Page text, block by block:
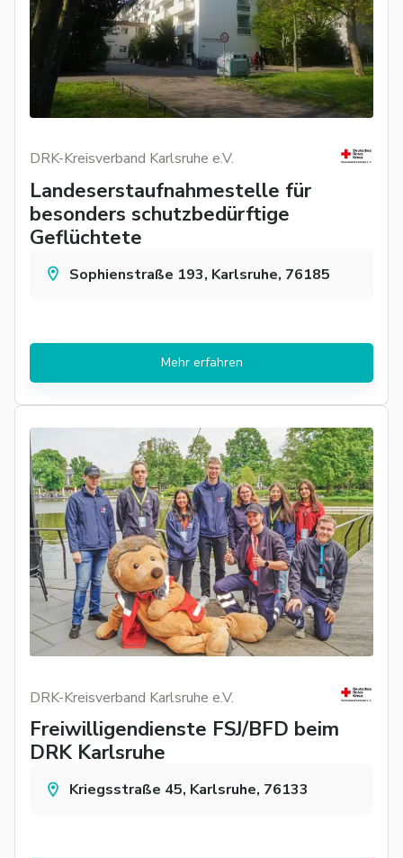
DRK-Kreisverband Karlsruhe e.V.
Landeserstaufnahmestelle für
besonders schutzbedürftige
Geflüchtete
Sophienstraße 193, Karlsruhe, 76185
Mehr erfahren
DRK-Kreisverband Karlsruhe e.V.
Freiwilligendienste FSJ/BFD beim
DRK Karlsruhe
Kriegsstraße 45, Karlsruhe, 76133